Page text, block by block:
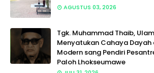
AGUSTUS 03, 2026
Tgk. Muhammad Thaib,
Menyatukan Cahaya
Modern sang Pendiri
Paloh Lhokseumawe